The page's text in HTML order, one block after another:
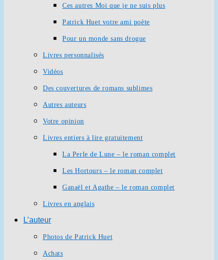
Ces autres Moi que je ne suis plus
Patrick Huet votre ami poète
Pour un monde sans drogue
Livres personnalisés
Vidéos
Des couvertures de romans sublimes
Autres auteurs
Votre opinion
Livres entiers à lire gratuitement
La Perle de Lune – le roman complet
Les Hortours – le roman complet
Ganaël et Agathe – le roman complet
Livres en anglais
L’auteur
Photos de Patrick Huet
Achats